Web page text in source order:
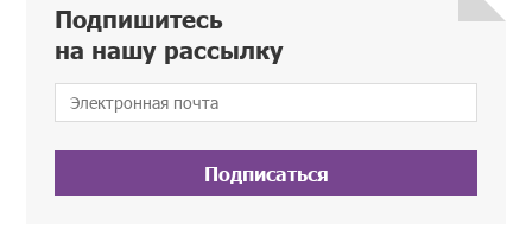
Подпишитесь
на нашу рассылку
Подписаться